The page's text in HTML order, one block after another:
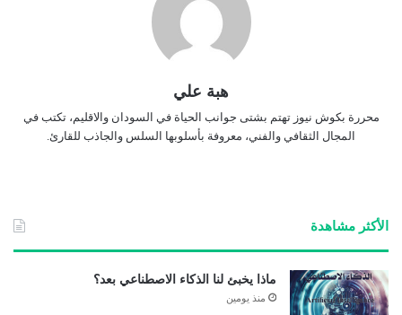
هبة علي
محررة بكوش نيوز تهتم بشتى جوانب الحياة في السودان والاقليم، تكتب في
المجال الثقافي والفني، معروفة بأسلوبها السلس والجاذب للقارئ.
الأكثر مشاهدة
ماذا يخبئ لنا الذكاء الاصطناعي بعد؟
منذ يومين